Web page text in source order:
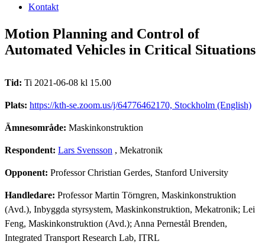
Kontakt
Motion Planning and Control of
Automated Vehicles in Critical Situations
Tid: Ti 2021-06-08 kl 15.00
Plats: https://kth-se.zoom.us/j/64776462170, Stockholm (English)
Ämnesområde: Maskinkonstruktion
Respondent: Lars Svensson , Mekatronik
Opponent: Professor Christian Gerdes, Stanford University
Handledare: Professor Martin Törngren, Maskinkonstruktion
(Avd.), Inbyggda styrsystem, Maskinkonstruktion, Mekatronik; Lei
Feng, Maskinkonstruktion (Avd.); Anna Pernestål Brenden,
Integrated Transport Research Lab, ITRL